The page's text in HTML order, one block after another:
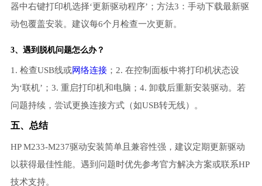
器中右键打印机选择‘更新驱动程序’；方法3：手动下载最新驱
动包覆盖安装。建议每6个月检查一次更新。
3、遇到脱机问题怎么办？
1. 检查USB线或网络连接；2. 在控制面板中将打印机状态设
为‘联机’；3. 重启打印机和电脑；4. 卸载后重新安装驱动。若
问题持续，尝试更换连接方式（如USB转无线）。
五、总结
HP M233-M237驱动安装简单且兼容性强，建议定期更新驱动
以获得最佳性能。遇到问题时优先参考官方解决方案或联系HP
技术支持。